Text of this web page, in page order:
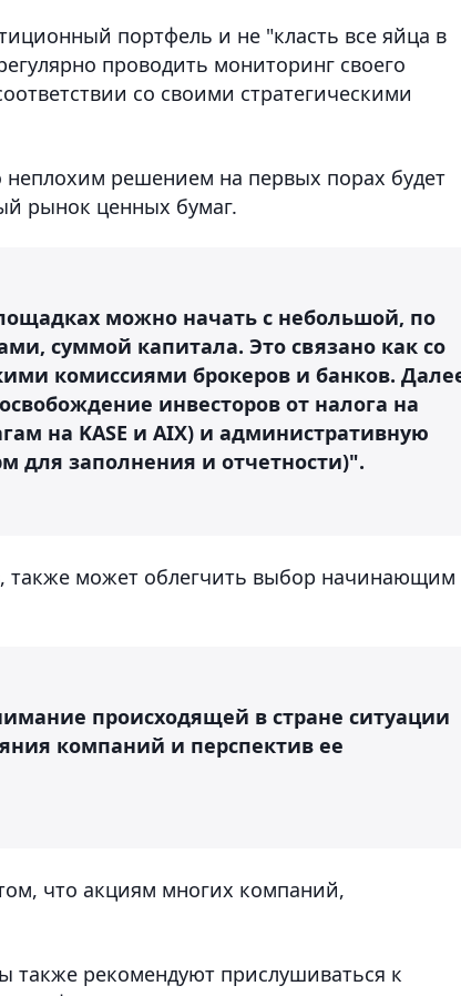
портфель и не "класть все яйца в
проводить мониторинг своего
со своими стратегическими
решением на первых порах будет
рынок ценных бумаг.
можно начать с небольшой, по
суммой капитала. Это связано как со
комиссиями брокеров и банков.
инвесторов от налога на
на KASE и AIX) и административную
для заполнения и отчетности)".
также может облегчить выбор начинающим
происходящей в стране ситуации
компаний и перспектив ее
что акциям многих компаний,
также рекомендуют прислушиваться к